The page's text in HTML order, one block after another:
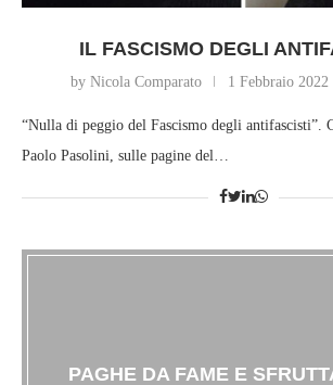
IL FASCISMO DEGLI
by Nicola Comparato 1 Febbraio 2022
“Nulla di peggio del Fascismo degli antifascisti”.
Paolo Pasolini, sulle pagine del…
PAGHE DA FAME E